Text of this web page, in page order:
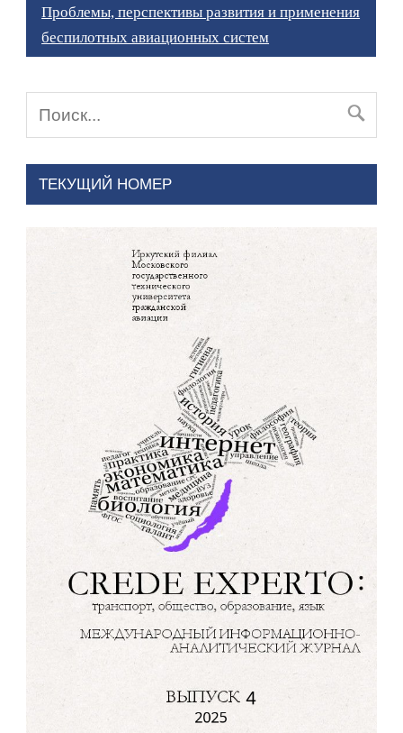
Проблемы, перспективы развития и применения
беспилотных авиационных систем
ТЕКУЩИЙ НОМЕР